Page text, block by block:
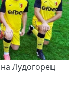
Лудогорец